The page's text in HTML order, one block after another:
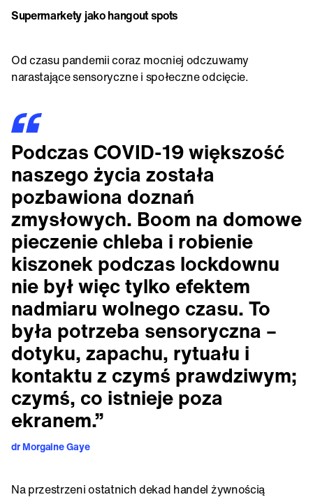
Supermarkety jako hangout spots
Od czasu pandemii coraz mocniej odczuwamy
narastające sensoryczne i społeczne odcięcie.
Podczas COVID-19 większość
naszego życia została
pozbawiona doznań
zmysłowych. Boom na domowe
pieczenie chleba i robienie
kiszonek podczas lockdownu
nie był więc tylko efektem
nadmiaru wolnego czasu. To
była potrzeba sensoryczna –
dotyku, zapachu, rytuału i
kontaktu z czymś prawdziwym;
czymś, co istnieje poza
ekranem.”
dr Morgaine Gaye
Na przestrzeni ostatnich dekad handel żywnością